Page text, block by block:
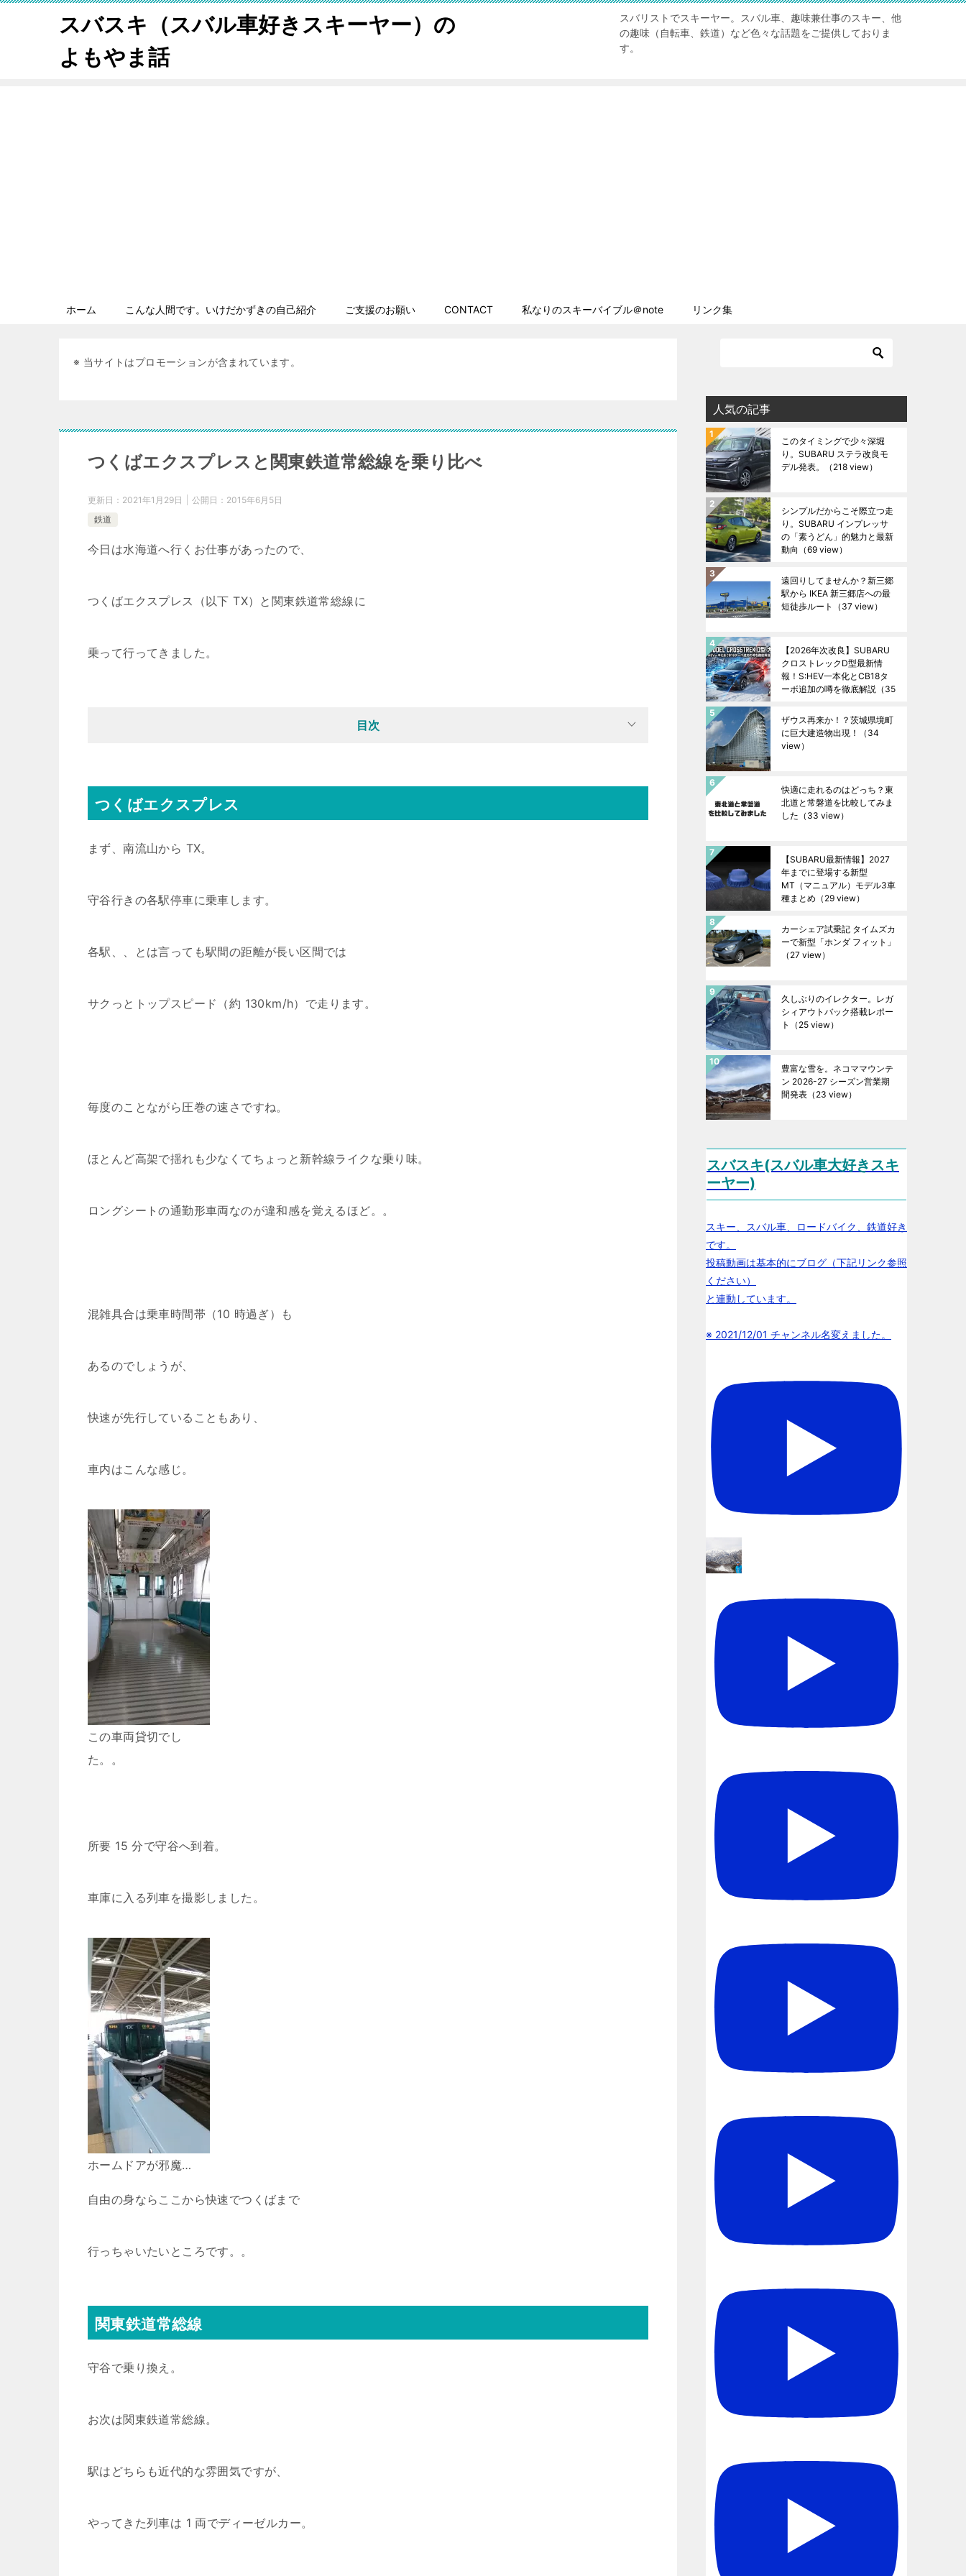
スバスキ（スバル車好きスキーヤー）の
よもやま話
スバリストでスキーヤー。スバル車、趣味兼仕事のスキー、他
の趣味（自転車、鉄道）など色々な話題をご提供しておりま
す。
ホーム こんな人間です。いけだかずきの自己紹介 ご支援のお願い CONTACT 私なりのスキーバイブル＠note リンク集
※ 当サイトはプロモーションが含まれています。
つくばエクスプレスと関東鉄道常総線を乗り比べ
更新日： 2021年1月29日 公開日： 2015年6月5日
鉄道
今日は水海道へ行くお仕事があったので、
つくばエクスプレス（以下 TX）と関東鉄道常総線に
乗って行ってきました。
目次
つくばエクスプレス
まず、南流山から TX。
守谷行きの各駅停車に乗車します。
各駅、、とは言っても駅間の距離が長い区間では
サクっとトップスピード（約 130km/h）で走ります。
毎度のことながら圧巻の速さですね。
ほとんど高架で揺れも少なくてちょっと新幹線ライクな乗り味。
ロングシートの通勤形車両なのが違和感を覚えるほど。。
混雑具合は乗車時間帯（10 時過ぎ）も
あるのでしょうが、
快速が先行していることもあり、
車内はこんな感じ。
この車両貸切でし
た。。
所要 15 分で守谷へ到着。
車庫に入る列車を撮影しました。
ホームドアが邪魔…
自由の身ならここから快速でつくばまで
行っちゃいたいところです。。
関東鉄道常総線
守谷で乗り換え。
お次は関東鉄道常総線。
駅はどちらも近代的な雰囲気ですが、
やってきた列車は 1 両でディーゼルカー。
人気の記事
このタイミングで少々深堀
り。SUBARU ステラ改良モ
デル発表。
（218 view）
シンプルだからこそ際立つ走
り。SUBARU インプレッサ
の「素うどん」的魅力と最新
動向 （69 view）
遠回りしてませんか？新三郷
駅から IKEA 新三郷店への最
短徒歩ルート
（37 view）
【2026年次改良】SUBARU
クロストレックD型最新情
報！S:HEV一本化とCB18タ
ーボ追加の噂を徹底解説 （35
ザウス再来か！？茨城県境町
に巨大建造物出現！
（34
view）
快適に走れるのはどっち？東
北道と常磐道を比較してみま
した （33 view）
【SUBARU最新情報】2027
年までに登場する新型
MT（マニュアル）モデル3車
種まとめ （29 view）
カーシェア試乗記 タイムズカ
ーで新型「ホンダ フィット」
（27 view）
久しぶりのイレクター。レガ
シィアウトバック搭載レポー
ト
（25 view）
豊富な雪を。ネコママウンテ
ン 2026-27 シーズン営業期
間発表 （23 view）
スバスキ(スバル車大好きスキ
ーヤー)
スキー、スバル車、ロードバイク、鉄道好き
です。
投稿動画は基本的にブログ（下記リンク参照
ください）
と連動しています。
※ 2021/12/01 チャンネル名変えました。